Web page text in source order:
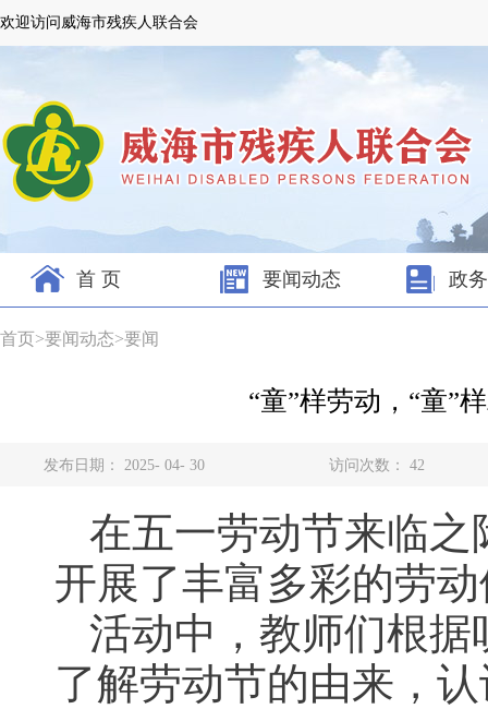
欢迎访问威海市残疾人联合会
首 页 要闻动态 政
首页>要闻动态>要闻
“童”样劳动，“童”
发布日期： 2025- 04- 30 访问次数： 42
在五一劳动节来临
开展了丰富多彩的劳
活动中，教师们根
了解劳动节的由来，